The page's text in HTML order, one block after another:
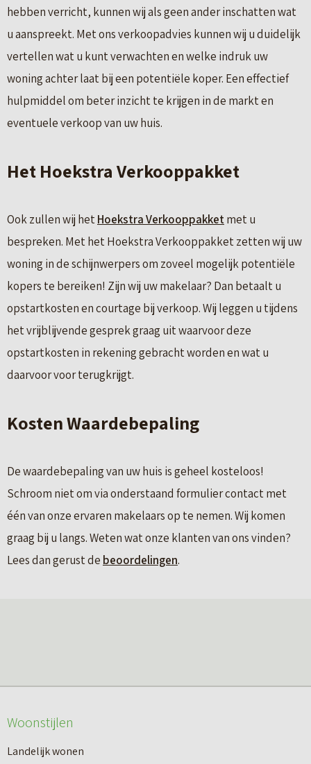
hebben verricht, kunnen wij als geen ander inschatten wat
u aanspreekt. Met ons verkoopadvies kunnen wij u duidelijk
vertellen wat u kunt verwachten en welke indruk uw
woning achter laat bij een potentiële koper. Een effectief
hulpmiddel om beter inzicht te krijgen in de markt en
eventuele verkoop van uw huis.
Het Hoekstra Verkooppakket
Ook zullen wij hetHoekstra Verkooppakketmet u
bespreken. Met het Hoekstra Verkooppakket zetten wij uw
woning in de schijnwerpers om zoveel mogelijk potentiële
kopers te bereiken! Zijn wij uw makelaar? Dan betaalt u
opstartkosten en courtage bij verkoop. Wij leggen u tijdens
het vrijblijvende gesprek graag uit waarvoor deze
opstartkosten in rekening gebracht worden en wat u
daarvoor voor terugkrijgt.
Kosten Waardebepaling
De waardebepaling van uw huis is geheel kosteloos!
Schroom niet om via onderstaand formulier contact met
één van onze ervaren makelaars op te nemen. Wij komen
graag bij u langs. Weten wat onze klanten van ons vinden?
Lees dan gerust de beoordelingen.
Woonstijlen
Landelijk wonen